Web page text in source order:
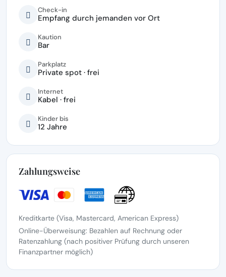
Check-in
Empfang durch jemanden vor Ort
Kaution
Bar
Parkplatz
Private spot · frei
Internet
Kabel · frei
Kinder bis
12 Jahre
Zahlungsweise
Kreditkarte (Visa, Mastercard, American Express)
Online-Überweisung: Bezahlen auf Rechnung oder
Ratenzahlung (nach positiver Prüfung durch unseren
Finanzpartner möglich)